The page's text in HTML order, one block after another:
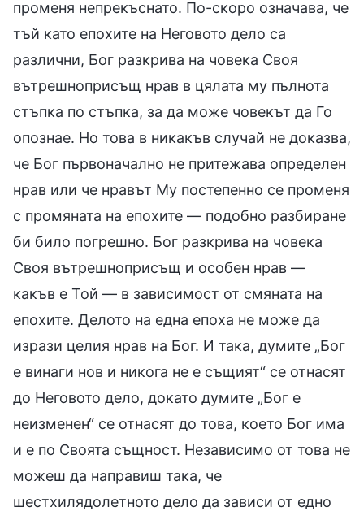
променя непрекъснато. По-скоро означава, че
тъй като епохите на Неговото дело са
различни, Бог разкрива на човека Своя
вътрешноприсъщ нрав в цялата му пълнота
стъпка по стъпка, за да може човекът да Го
опознае. Но това в никакъв случай не доказва,
че Бог първоначално не притежава определен
нрав или че нравът Му постепенно се променя
с промяната на епохите — подобно разбиране
би било погрешно. Бог разкрива на човека
Своя вътрешноприсъщ и особен нрав —
какъв е Той — в зависимост от смяната на
епохите. Делото на една епоха не може да
изрази целия нрав на Бог. И така, думите „Бог
е винаги нов и никога не е същият“ се отнасят
до Неговото дело, докато думите „Бог е
неизменен“ се отнасят до това, което Бог има
и е по Своята същност. Независимо от това не
можеш да направиш така, че
шестхилядолетното дело да зависи от едно